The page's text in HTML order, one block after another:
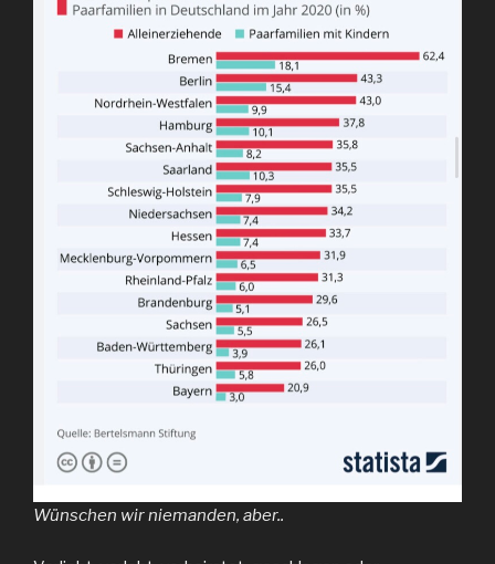
Wünschen wir niemanden, aber..